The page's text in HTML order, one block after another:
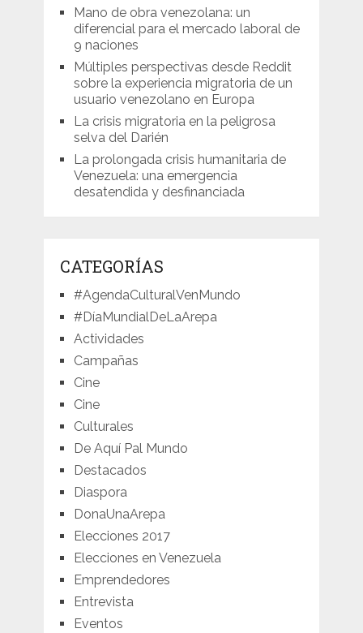
Mano de obra venezolana: un
diferencial para el mercado laboral de
9 naciones
Múltiples perspectivas desde Reddit
sobre la experiencia migratoria de un
usuario venezolano en Europa
La crisis migratoria en la peligrosa
selva del Darién
La prolongada crisis humanitaria de
Venezuela: una emergencia
desatendida y desfinanciada
CATEGORÍAS
#AgendaCulturalVenMundo
#DíaMundialDeLaArepa
Actividades
Campañas
Cine
Cine
Culturales
De Aquí Pal Mundo
Destacados
Diaspora
DonaUnaArepa
Elecciones 2017
Elecciones en Venezuela
Emprendedores
Entrevista
Eventos